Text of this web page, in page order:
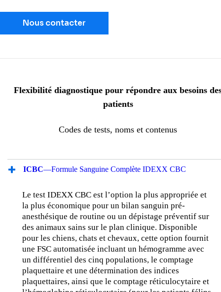
Nous contacter
Flexibilité diagnostique pour répondre aux besoins
patients
Codes de tests, noms et contenus
ICBC—Formule Sanguine Complète IDEXX CBC
Le test IDEXX CBC est l’option la plus appropriée et
la plus économique pour un bilan sanguin pré-
anesthésique de routine ou un dépistage préventif sur
des animaux sains sur le plan clinique. Disponible
pour les chiens, chats et chevaux, cette option fournit
une FSC automatisée incluant un hémogramme avec
un différentiel des cinq populations, le comptage
plaquettaire et une détermination des indices
plaquettaires, ainsi que le comptage réticulocytaire et